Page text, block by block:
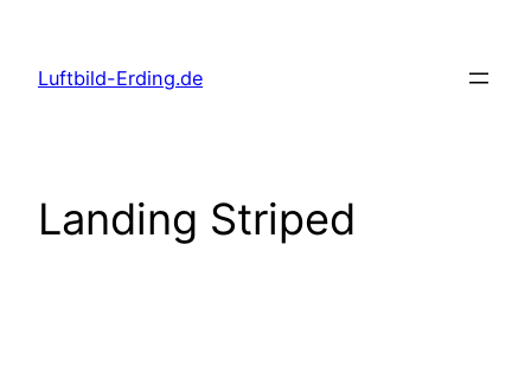
springen
Luftbild-Erding.de
Landing Striped